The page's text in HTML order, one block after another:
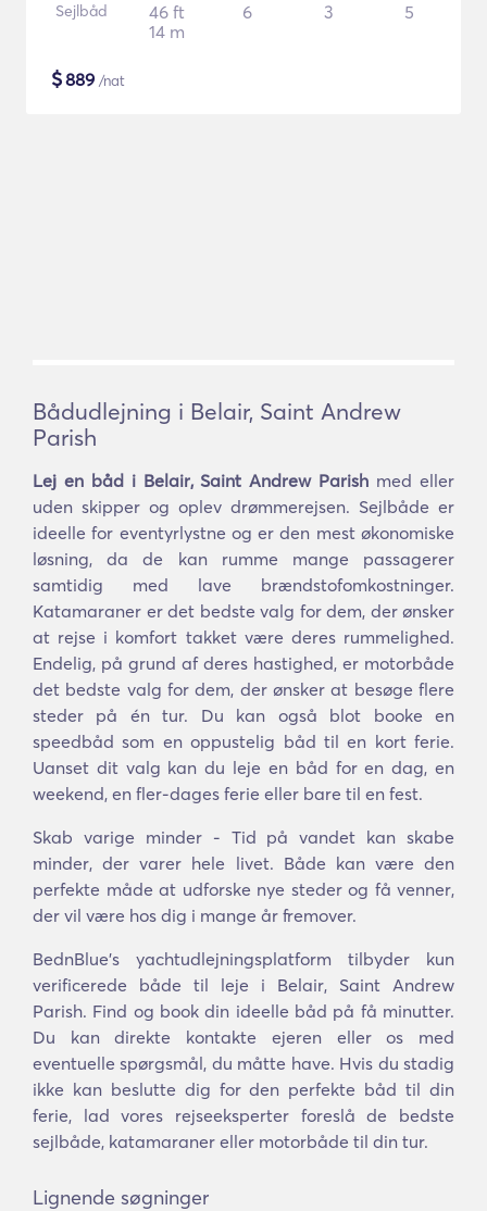
Sejlbåd
46 ft
14 m
6 3 5
$889 /nat
Bådudlejning i Belair, Saint Andrew
Parish
Lej en båd i Belair, Saint Andrew Parish med eller
uden skipper og oplev drømmerejsen. Sejlbåde er
ideelle for eventyrlystne og er den mest økonomiske
løsning, da de kan rumme mange passagerer
samtidig med lave brændstofomkostninger.
Katamaraner er det bedste valg for dem, der ønsker
at rejse i komfort takket være deres rummelighed.
Endelig, på grund af deres hastighed, er motorbåde
det bedste valg for dem, der ønsker at besøge flere
steder på én tur. Du kan også blot booke en
speedbåd som en oppustelig båd til en kort ferie.
Uanset dit valg kan du leje en båd for en dag, en
weekend, en fler-dages ferie eller bare til en fest.
Skab varige minder - Tid på vandet kan skabe
minder, der varer hele livet. Både kan være den
perfekte måde at udforske nye steder og få venner,
der vil være hos dig i mange år fremover.
BednBlue's yachtudlejningsplatform tilbyder kun
verificerede både til leje i Belair, Saint Andrew
Parish. Find og book din ideelle båd på få minutter.
Du kan direkte kontakte ejeren eller os med
eventuelle spørgsmål, du måtte have. Hvis du stadig
ikke kan beslutte dig for den perfekte båd til din
ferie, lad vores rejseeksperter foreslå de bedste
sejlbåde, katamaraner eller motorbåde til din tur.
Lignende søgninger